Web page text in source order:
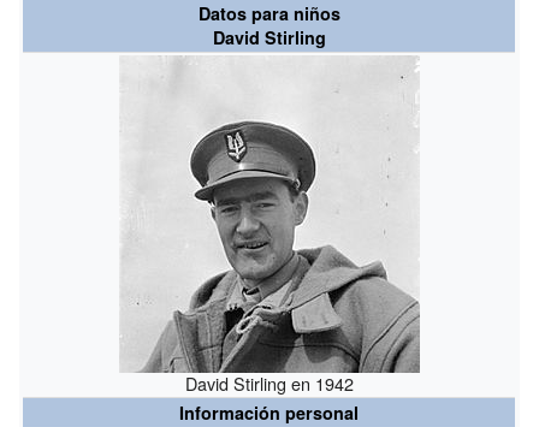
Datos para niños
David Stirling
David Stirling en 1942
Información personal